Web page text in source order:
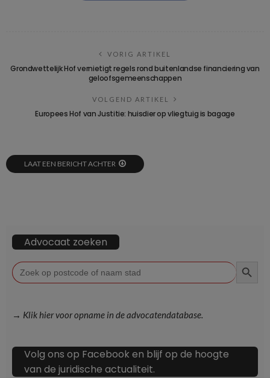
VORIG ARTIKEL
Grondwettelijk Hof vernietigt regels rond buitenlandse financiering van
geloofsgemeenschappen
VOLGEND ARTIKEL
Europees Hof van Justitie: huisdier op vliegtuig is bagage
LAAT EEN BERICHT ACHTER
Advocaat zoeken
Zoek
naar:
→ Klik hier voor opname in de advocatendatabase.
Volg ons op Facebook en blijf op de hoogte
van de juridische actualiteit.